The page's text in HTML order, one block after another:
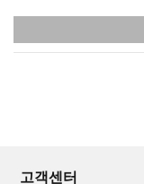
고객센터